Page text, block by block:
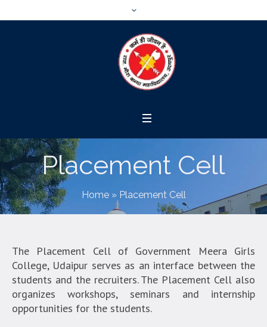
Placement Cell
Home» Placement Cell
The Placement Cell of Government Meera Girls
College, Udaipur serves as an interface between the
students and the recruiters. The Placement Cell also
organizes workshops, seminars and internship
opportunities for the students.